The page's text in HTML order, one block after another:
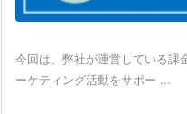
今回は、弊社が運営している課
ーケティング活動をサポー ...